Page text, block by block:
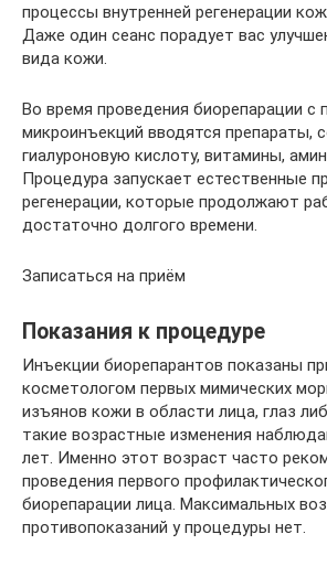
процессы внутренней регенерации
Даже один сеанс порадует вас
вида кожи.
Во время проведения биорепарации
микроинъекций вводятся препараты,
гиалуроновую кислоту, витамины,
Процедура запускает естественные
регенерации, которые продолжают
достаточно долгого времени.
Записаться на приём
Показания к процедуре
Инъекции биорепарантов показаны
косметологом первых мимических
изъянов кожи в области лица, глаз
такие возрастные изменения
лет. Именно этот возраст часто
проведения первого
биорепарации лица. Максимальных
противопоказаний у процедуры нет.